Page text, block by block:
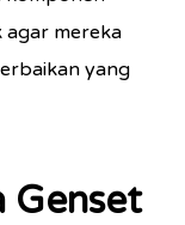
agar mereka
yang
Genset